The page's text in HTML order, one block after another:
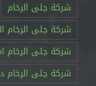
شركة جلى الرخام
شركة جلى الرخام
شركة جلى الرخام
شركة جلى الرخام